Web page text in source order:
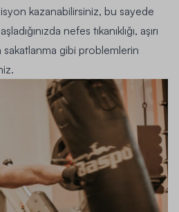
kazanabilirsiniz, bu sayede
nefes tıkanıklığı, aşırı
sakatlanma gibi problemlerin